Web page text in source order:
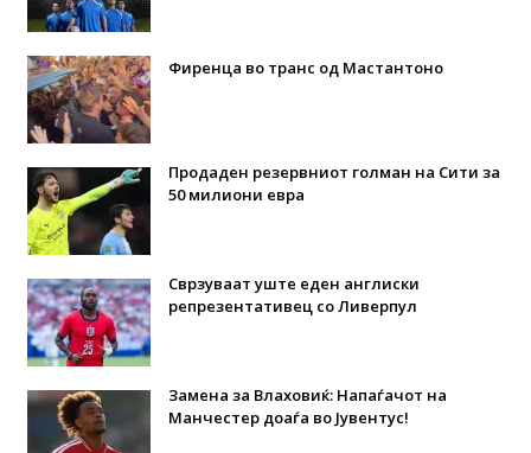
Фиренца во транс од Мастантоно
Продаден резервниот голман на Сити за
50 милиони евра
Сврзуваат уште еден англиски
репрезентативец со Ливерпул
Замена за Влаховиќ: Напаѓачот на
Манчестер доаѓа во Јувентус!